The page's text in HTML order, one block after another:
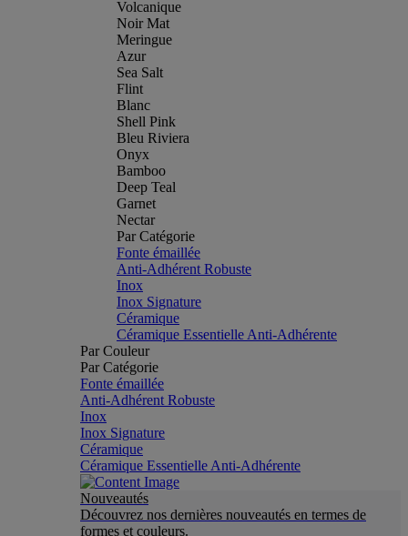
Volcanique
Noir Mat
Meringue
Azur
Sea Salt
Flint
Blanc
Shell Pink
Bleu Riviera
Onyx
Bamboo
Deep Teal
Garnet
Nectar
Par Catégorie
Fonte émaillée
Anti-Adhérent Robuste
Inox
Inox Signature
Céramique
Céramique Essentielle Anti-Adhérente
Par Couleur
Par Catégorie
Fonte émaillée
Anti-Adhérent Robuste
Inox
Inox Signature
Céramique
Céramique Essentielle Anti-Adhérente
Nouveautés
Découvrez nos dernières nouveautés en termes de
formes et couleurs.